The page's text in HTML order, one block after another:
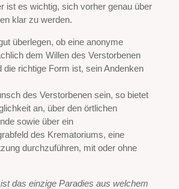
ist es wichtig, sich vorher genau über
klar zu werden.
überlegen, ob eine anonyme
dem Willen des Verstorbenen
die richtige Form ist, sein Andenken
des Verstorbenen sein, so bietet
an, über den örtlichen
sowie über ein
des Krematoriums, eine
durchzuführen, mit oder ohne
das einzige Paradies aus welchem